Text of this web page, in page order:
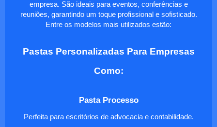
empresa. São ideais para eventos, conferências e
reuniões, garantindo um toque profissional e sofisticado.
Entre os modelos mais utilizados estão:
Pastas Personalizadas Para Empresas
Como:
Pasta Processo
Perfeita para escritórios de advocacia e contabilidade.